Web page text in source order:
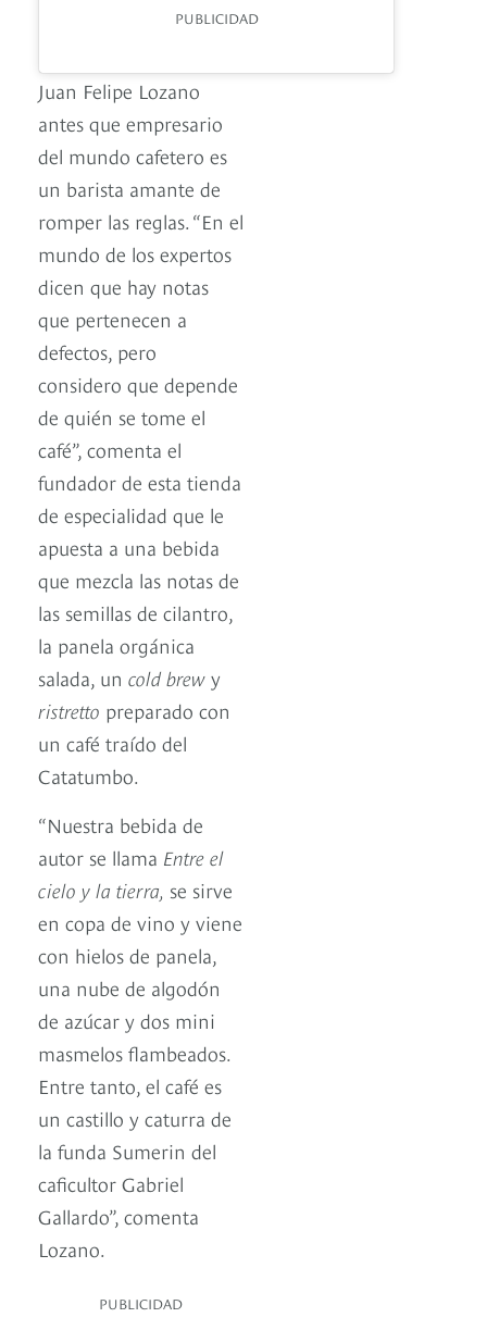
PUBLICIDAD
Juan Felipe Lozano
antes que empresario
del mundo cafetero es
un barista amante de
romper las reglas. “En el
mundo de los expertos
dicen que hay notas
que pertenecen a
defectos, pero
considero que depende
de quién se tome el
café”, comenta el
fundador de esta tienda
de especialidad que le
apuesta a una bebida
que mezcla las notas de
las semillas de cilantro,
la panela orgánica
salada, un cold brew y
ristretto preparado con
un café traído del
Catatumbo.
“Nuestra bebida de
autor se llama Entre el
cielo y la tierra, se sirve
en copa de vino y viene
con hielos de panela,
una nube de algodón
de azúcar y dos mini
masmelos flambeados.
Entre tanto, el café es
un castillo y caturra de
la funda Sumerin del
caficultor Gabriel
Gallardo”, comenta
Lozano.
PUBLICIDAD